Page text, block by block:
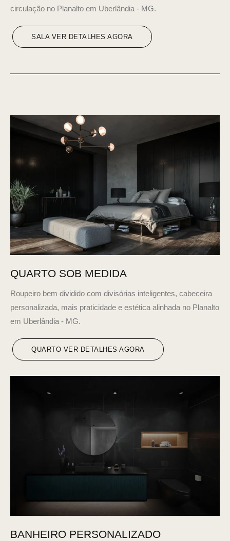
circulação no Planalto em Uberlândia - MG.
SALA VER DETALHES AGORA
QUARTO SOB MEDIDA
Roupeiro bem dividido com divisórias inteligentes, cabeceira
personalizada, mais praticidade e estética alinhada no Planalto
em Uberlândia - MG.
QUARTO VER DETALHES AGORA
BANHEIRO PERSONALIZADO